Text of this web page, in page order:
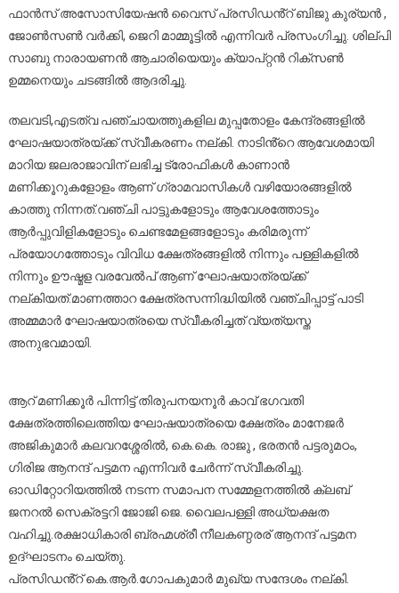
ഫാൻസ് അസോസിയേഷൻ വൈസ് പ്രസിഡൻ്റ് ബിജു കുര്യൻ ,
ജോൺസൺ വർക്കി, ജെറി മാമ്മൂട്ടിൽ എന്നിവർ പ്രസംഗിച്ചു. ശില്പി
സാബു നാരായണൻ ആചാരിയെയും ക്യാപ്റ്റൻ റിക്സൺ
ഉമ്മനെയും ചടങ്ങിൽ ആദരിച്ചു.
തലവടി,എടത്വ പഞ്ചായത്തുകളില മുപ്പതോളം കേന്ദ്രങ്ങളിൽ
ഘോഷയാത്രയ്ക്ക് സ്വീകരണം നല്കി. നാടിൻ്റെ ആവേശമായി
മാറിയ ജലരാജാവിന് ലഭിച്ച ട്രോഫികൾ കാണാൻ
മണിക്കൂറുകളോളം ആണ് ഗ്രാമവാസികൾ വഴിയോരങ്ങളിൽ
കാത്തു നിന്നത്.വഞ്ചി പാട്ടുകളോടും ആവേശത്തോടും
ആർപ്പുവിളികളോടും ചെണ്ടമേളങ്ങളോടും കരിമരുന്ന്
പ്രയോഗത്തോടും വിവിധ ക്ഷേത്രങ്ങളിൽ നിന്നും പള്ളികളിൽ
നിന്നും ഊഷ്മള വരവേൽപ് ആണ് ഘോഷയാത്രയ്ക്ക്
നല്കിയത്.മാണത്താറ ക്ഷേത്രസന്നിദ്ധിയിൽ വഞ്ചിപ്പാട്ട് പാടി
അമ്മമാർ ഘോഷയാത്രയെ സ്വീകരിച്ചത് വ്യത്യസ്ത
അനുഭവമായി.
ആറ് മണിക്കൂർ പിന്നിട്ട് തിരുപനയനൂർ കാവ് ഭഗവതി
ക്ഷേത്രത്തിലെത്തിയ ഘോഷയാത്രയെ ക്ഷേത്രം മാനേജർ
അജികുമാർ കലവറശ്ശേരിൽ, കെ.കെ. രാജു , ഭരതൻ പട്ടരുമഠം,
ഗിരിജ ആനന്ദ് പട്ടമന എന്നിവർ ചേർന്ന് സ്വീകരിച്ചു.
ഓഡിറ്റോറിയത്തിൽ നടന്ന സമാപന സമ്മേളനത്തിൽ ക്ലബ്
ജനറൽ സെക്രട്ടറി ജോജി ജെ. വൈലപള്ളി അധ്യക്ഷത
വഹിച്ചു.രക്ഷാധികാരി ബ്രഹ്മശ്രീ നീലകണ്ഠരര് ആനന്ദ് പട്ടമന
ഉദ്ഘാടനം ചെയ്തു.
പ്രസിഡൻ്റ് കെ.ആർ.ഗോപകുമാർ മുഖ്യ സന്ദേശം നല്കി.